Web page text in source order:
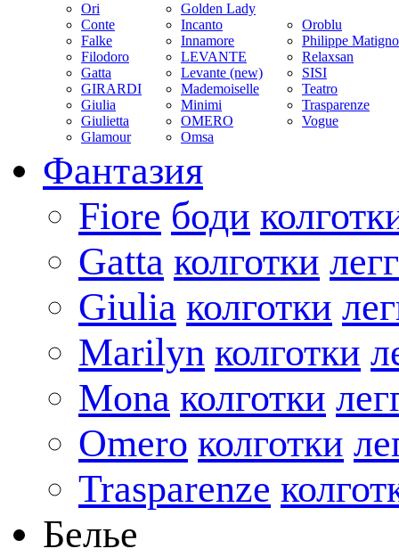
Ori
Conte
Falke
Filodoro
Gatta
GIRARDI
Giulia
Giulietta
Glamour
Golden Lady
Incanto
Innamore
LEVANTE
Levante (new)
Mademoiselle
Minimi
OMERO
Omsa
Oroblu
Philippe
Relaxsan
SISI
Teatro
Trasparenze
Vogue
Фантазия
Fiore боди
Gatta колготки
Giulia колготки
Marilyn колготки
Mona колготки
Omero колготки
Trasparenze
Белье